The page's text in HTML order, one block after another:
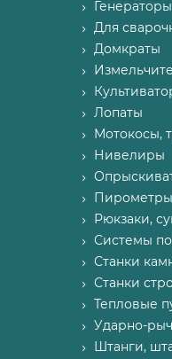
Для
Домкраты
Лопаты
Мотокосы,
Нивелиры
Пирометры
Рюкзаки,
Системы
Станки
Станки
Тепловые
Ударно-
Штанги,